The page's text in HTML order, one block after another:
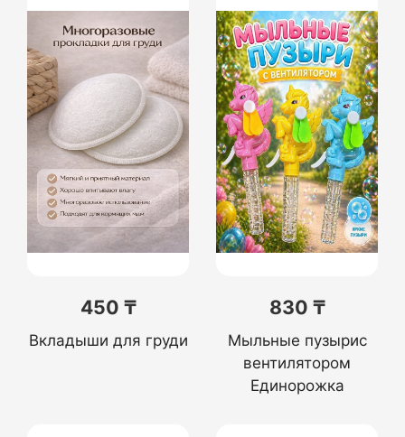
450 ₸
Вкладыши для груди
830 ₸
Мыльные пузырис
вентилятором
Единорожка